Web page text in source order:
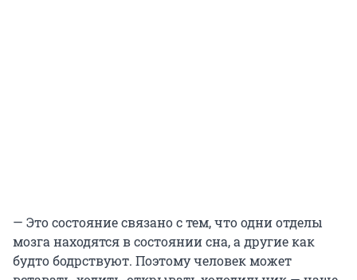
— Это состояние связано с тем, что одни отделы
мозга находятся в состоянии сна, а другие как
будто бодрствуют. Поэтому человек может